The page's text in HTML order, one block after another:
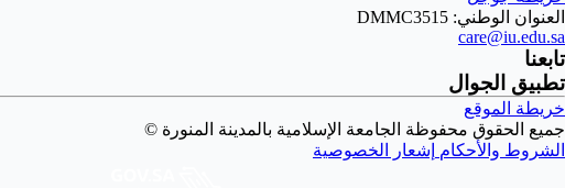
العنوان الوطني: DMMC3515
care@iu.edu.sa
تابعنا
تطبيق الجوال
خريطة الموقع
جميع الحقوق محفوظة الجامعة الإسلامية بالمدينة المنورة ©
الشروط والأحكام إشعار الخصوصية